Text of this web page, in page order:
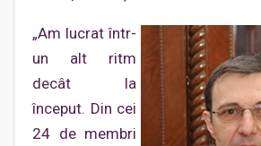
„Am lucrat într-
un alt ritm
decât la
început. Din cei
24 de membri